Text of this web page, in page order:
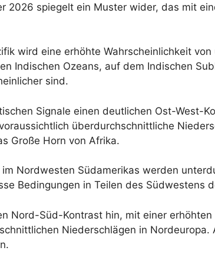
2026 spiegelt ein Muster wider, das mit
wird eine erhöhte Wahrscheinlichkeit
Indischen Ozeans, auf dem Indischen
sind.
Signale einen deutlichen Ost-West-
überdurchschnittliche
Große Horn von Afrika.
Nordwesten Südamerikas werden
Bedingungen in Teilen des Südwestens
Nord-Süd-Kontrast hin, mit einer
Niederschlägen in